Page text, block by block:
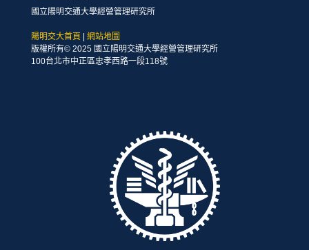
國立陽明交通大學經營管理研究所
陽明交大首頁
網站地圖
版權所有© 2025 國立陽明交通大學經營管理研究所
100台北市中正區忠孝西路一段118號